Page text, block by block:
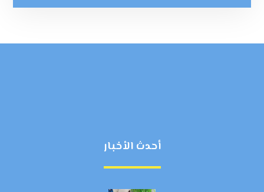
أحدث الأخبار